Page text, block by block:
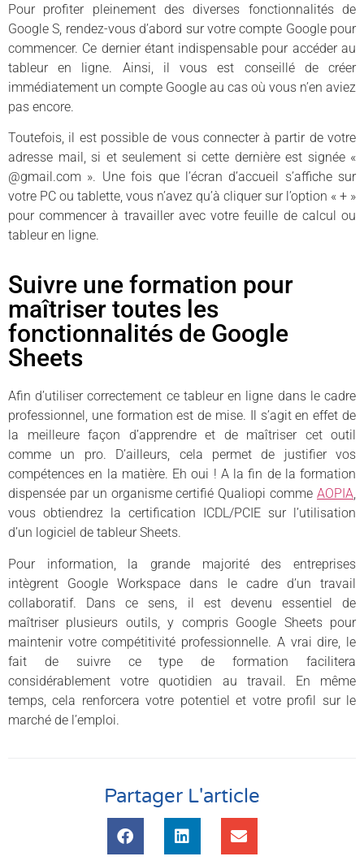
Pour profiter pleinement des diverses fonctionnalités de
Google S, rendez-vous d’abord sur votre compte Google pour
commencer. Ce dernier étant indispensable pour accéder au
tableur en ligne. Ainsi, il vous est conseillé de créer
immédiatement un compte Google au cas où vous n’en aviez
pas encore.
Toutefois, il est possible de vous connecter à partir de votre
adresse mail, si et seulement si cette dernière est signée «
@gmail.com ». Une fois que l’écran d’accueil s’affiche sur
votre PC ou tablette, vous n’avez qu’à cliquer sur l’option « + »
pour commencer à travailler avec votre feuille de calcul ou
tableur en ligne.
Suivre une formation pour
maîtriser toutes les
fonctionnalités de Google
Sheets
Afin d’utiliser correctement ce tableur en ligne dans le cadre
professionnel, une formation est de mise. Il s’agit en effet de
la meilleure façon d’apprendre et de maîtriser cet outil
comme un pro. D’ailleurs, cela permet de justifier vos
compétences en la matière. Eh oui ! A la fin de la formation
dispensée par un organisme certifié Qualiopi comme AOPIA,
vous obtiendrez la certification ICDL/PCIE sur l’utilisation
d’un logiciel de tableur Sheets.
Pour information, la grande majorité des entreprises
intègrent Google Workspace dans le cadre d’un travail
collaboratif. Dans ce sens, il est devenu essentiel de
maîtriser plusieurs outils, y compris Google Sheets pour
maintenir votre compétitivité professionnelle. A vrai dire, le
fait de suivre ce type de formation facilitera
considérablement votre quotidien au travail. En même
temps, cela renforcera votre potentiel et votre profil sur le
marché de l’emploi.
Partager L'article